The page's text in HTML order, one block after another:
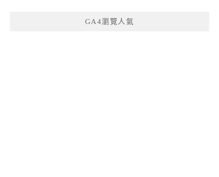
GA4瀏覽人氣